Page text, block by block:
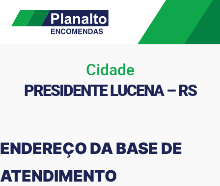
Cidade
PRESIDENTE LUCENA – RS
ENDEREÇO DA BASE DE
ATENDIMENTO